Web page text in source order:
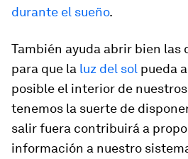
durante el sueño.
También ayuda abrir bien las
para que la luz del sol pueda
posible el interior de nuestros
tenemos la suerte de
salir fuera contribuirá a
información a nuestro